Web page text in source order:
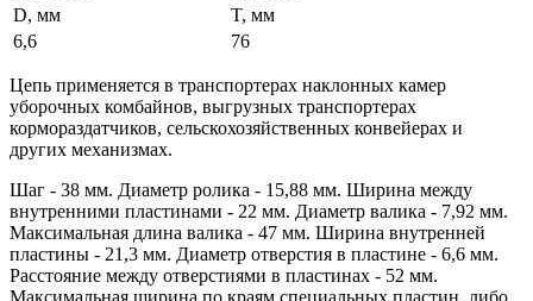
D, мм
T, мм
6,6
76
Цепь применяется в транспортерах наклонных камер
уборочных комбайнов, выгрузных транспортерах
кормораздатчиков, сельскохозяйственных конвейерах и
других механизмах.
Шаг - 38 мм. Диаметр ролика - 15,88 мм. Ширина между
внутренними пластинами - 22 мм. Диаметр валика - 7,92 мм.
Максимальная длина валика - 47 мм. Ширина внутренней
пластины - 21,3 мм. Диаметр отверстия в пластине - 6,6 мм.
Расстояние между отверстиями в пластинах - 52 мм.
Максимальная ширина по краям специальных пластин, либо